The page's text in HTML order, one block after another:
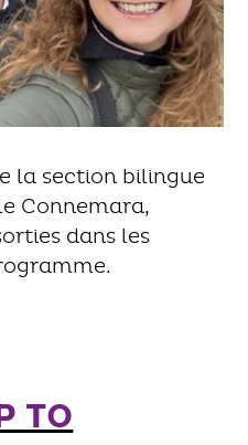
la section bilingue
Connemara,
dans les
TO